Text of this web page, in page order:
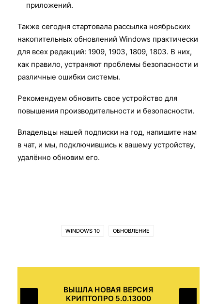
приложений.
Также сегодня стартовала рассылка ноябрьских
накопительных обновлений Windows практически
для всех редакций: 1909, 1903, 1809, 1803. В них,
как правило, устраняют проблемы безопасности и
различные ошибки системы.
Рекомендуем обновить свое устройство для
повышения производительности и безопасности.
Владельцы нашей подписки на год, напишите нам
в чат, и мы, подключившись к вашему устройству,
удалённо обновим его.
WINDOWS 10 ОБНОВЛЕНИЕ
ВЫШЛА НОВАЯ ВЕРСИЯ
КРИПТОПРО 5.0.13000